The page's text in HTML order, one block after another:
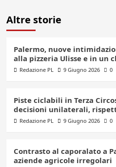
Altre storie
Palermo, nuove
alla pizzeria Ulisse e in un
Redazione PL 9 Giugno 2026 0
Piste ciclabili in Terza
decisioni unilaterali,
Redazione PL 9 Giugno 2026 0
Contrasto al caporalato a
aziende agricole irregolari